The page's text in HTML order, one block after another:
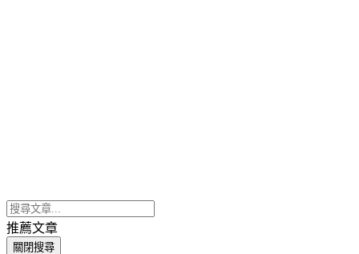
推薦文章
關閉搜尋